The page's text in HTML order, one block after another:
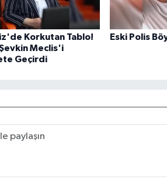
Korkutan Tablo!
Meclis'i
Geçirdi
Eski Polis